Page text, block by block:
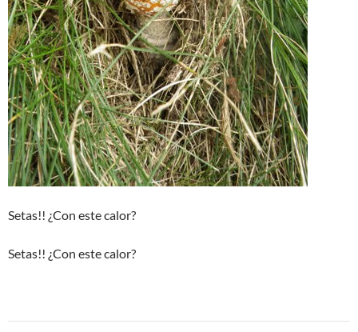
Setas!! ¿Con este calor?
Setas!! ¿Con este calor?